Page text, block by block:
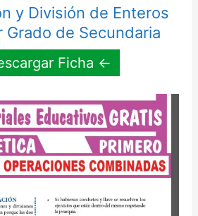
y División de Enteros
Grado de Secundaria
Ficha ←